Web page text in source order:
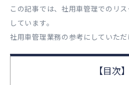
この記事では、社用車管理でのリ
しています。
社用車管理業務の参考にしていただ